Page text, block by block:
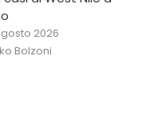
2026
Bolzoni